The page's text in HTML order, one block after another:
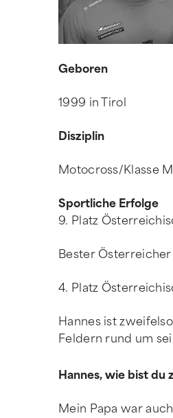
Geboren
1999 in Tirol
Disziplin
Motocross/Klasse
Sportliche Erfolge
9. Platz
Bester Österreicher
4. Platz
Hannes ist
Feldern rund um
Hannes, wie bist du
Mein Papa war